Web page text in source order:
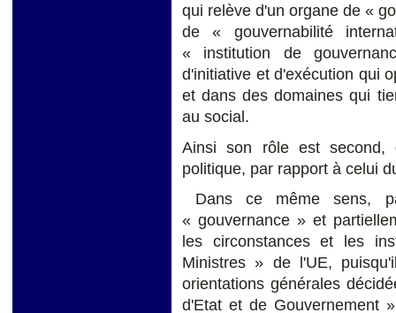
qui relève d'un organe de «
de « gouvernabilité
« institution de
d'initiative et d'exécution qui
et dans des domaines qui
au social.
Ainsi son rôle est
politique, par rapport à celui
Dans ce même sens,
« gouvernance » et
les circonstances et les
Ministres » de l'UE,
orientations générales
d'Etat et de Gouvernement